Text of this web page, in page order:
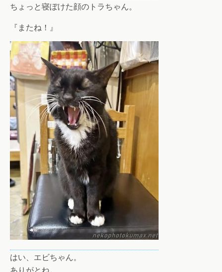
ちょっと寝ぼけた顔のトラちゃん。
『またね！』
はい、エビちゃん。